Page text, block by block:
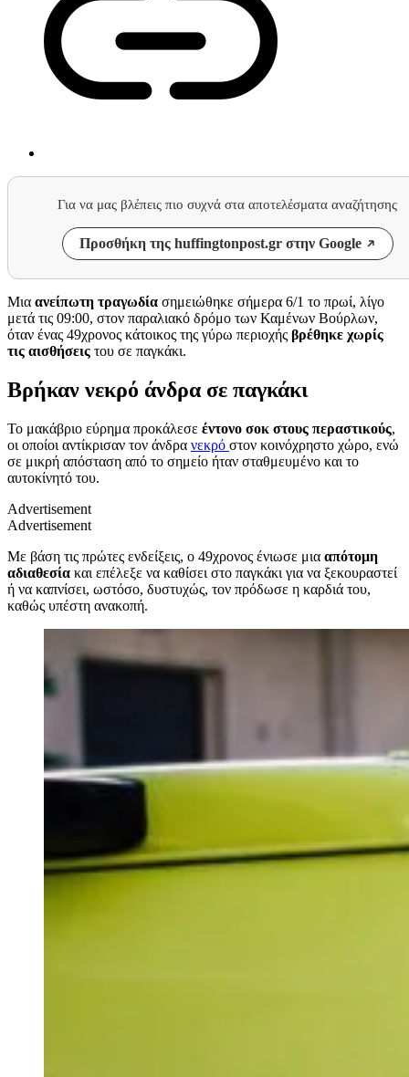
Για να μας βλέπεις πιο συχνά στα αποτελέσματα αναζήτησης
Προσθήκη της huffingtonpost.gr στην Google
Μια ανείπωτη τραγωδία σημειώθηκε σήμερα 6/1 το πρωί, λίγο
μετά τις 09:00, στον παραλιακό δρόμο των Καμένων Βούρλων,
όταν ένας 49χρονος κάτοικος της γύρω περιοχής βρέθηκε χωρίς
τις αισθήσεις του σε παγκάκι.
Βρήκαν νεκρό άνδρα σε παγκάκι
Το μακάβριο εύρημα προκάλεσε έντονο σοκ στους περαστικούς,
οι οποίοι αντίκρισαν τον άνδρα νεκρό στον κοινόχρηστο χώρο, ενώ
σε μικρή απόσταση από το σημείο ήταν σταθμευμένο και το
αυτοκίνητό του.
Advertisement
Advertisement
Με βάση τις πρώτες ενδείξεις, ο 49χρονος ένιωσε μια απότομη
αδιαθεσία και επέλεξε να καθίσει στο παγκάκι για να ξεκουραστεί
ή να καπνίσει, ωστόσο, δυστυχώς, τον πρόδωσε η καρδιά του,
καθώς υπέστη ανακοπή.